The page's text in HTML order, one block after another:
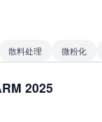
散料处理 微粉化
2025